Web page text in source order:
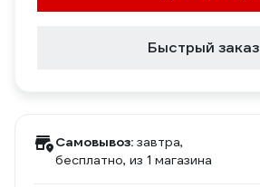
Быстрый заказ
Самовывоз: завтра,
бесплатно, из 1 магазина